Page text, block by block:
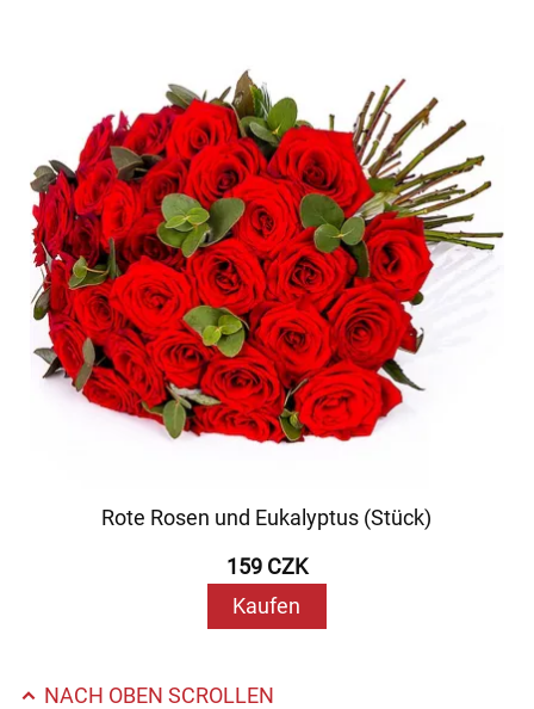
Rote Rosen und Eukalyptus (Stück)
159 CZK
Kaufen
NACH OBEN SCROLLEN